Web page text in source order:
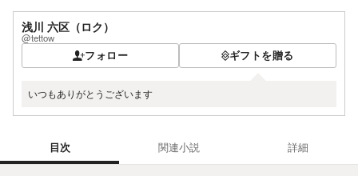
浅川 六区（ロク）
@tettow
フォロー ギフトを贈る
いつもありがとうございます
目次 関連小説 詳細